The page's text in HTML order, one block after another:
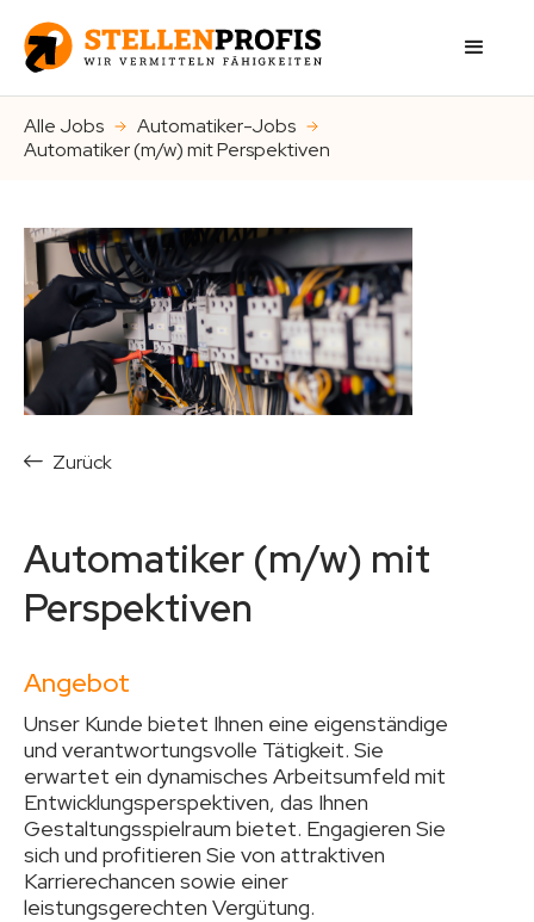
Alle Jobs
Automatiker-Jobs
Automatiker (m/w) mit Perspektiven
Zurück
Automatiker (m/w) mit
Perspektiven
Angebot
Unser Kunde bietet Ihnen eine eigenständige
und verantwortungsvolle Tätigkeit. Sie
erwartet ein dynamisches Arbeitsumfeld mit
Entwicklungsperspektiven, das Ihnen
Gestaltungsspielraum bietet. Engagieren Sie
sich und profitieren Sie von attraktiven
Karrierechancen sowie einer
leistungsgerechten Vergütung.